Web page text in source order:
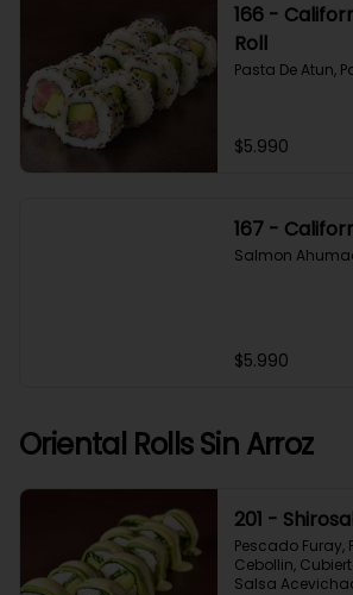
166 -
Roll
Pasta De Atun,
$5.990
167 -
Salmon
$5.990
Oriental Rolls Sin Arroz
201 -
Pescado Furay,
Cebollin,
Salsa